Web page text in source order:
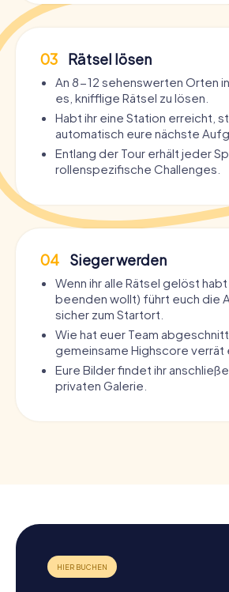
03 Rätsel lösen
An 8-12 sehenswerten Orten
es, knifflige Rätsel zu lösen.
Habt ihr eine Station erreicht,
automatisch eure nächste
Entlang der Tour erhält jeder
rollenspezifische Challenges.
04 Sieger werden
Wenn ihr alle Rätsel gelöst
beenden wollt) führt euch die
sicher zum Startort.
Wie hat euer Team
gemeinsame Highscore verrät
Eure Bilder findet ihr
privaten Galerie.